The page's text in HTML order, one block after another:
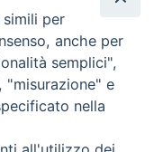
per
anche per
semplici",
"misurazione" e
nella